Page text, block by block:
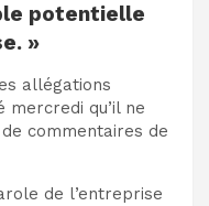
potentielle
»
allégations
qu’il ne
commentaires de
de l’entreprise